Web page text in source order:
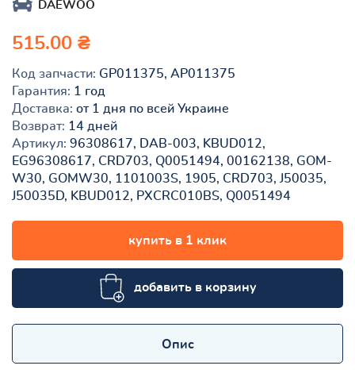
DAEWOO
515.00 ₴
Код запчасти: GP011375, AP011375
Гарантия: 1 год
Доставка: от 1 дня по всей Украине
Возврат: 14 дней
Артикул: 96308617, DAB-003, KBUD012,
EG96308617, CRD703, Q0051494, 00162138, GOM-
W30, GOMW30, 1101003S, 1905, CRD703, J50035,
J50035D, KBUD012, PXCRC010BS, Q0051494
купить в 1 клик
добавить в корзину
Опис